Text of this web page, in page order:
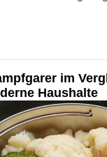
im
Haushalte